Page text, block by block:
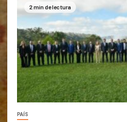
2 min de lectura
PAÍS